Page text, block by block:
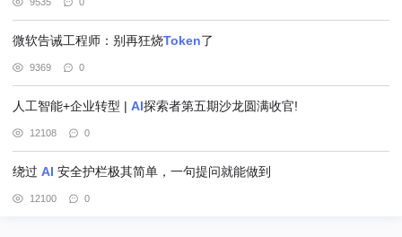
微软告诫工程师：别再狂烧Token了
9369 0
人工智能+企业转型 | AI探索者第五期沙龙圆满收官!
12108 0
绕过 AI 安全护栏极其简单，一句提问就能做到
12100 0